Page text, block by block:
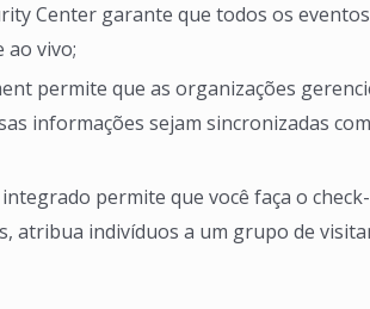
Center garante que todos os
ao vivo;
permite que as organizações
informações sejam sincronizadas
permite que você faça o
atribua indivíduos a um grupo de